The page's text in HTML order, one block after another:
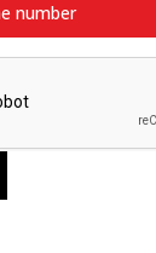
की सलाह
है।